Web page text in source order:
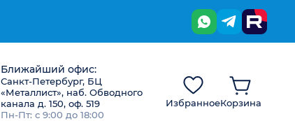
Ближайший офис:
Санкт-Петербург, БЦ
«Металлист», наб. Обводного
канала д. 150, оф. 519
Пн-Пт: с 9:00 до 18:00
ИзбранноеКорзина